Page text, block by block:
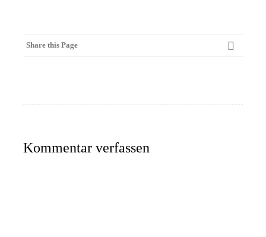
Share this Page
Kommentar verfassen